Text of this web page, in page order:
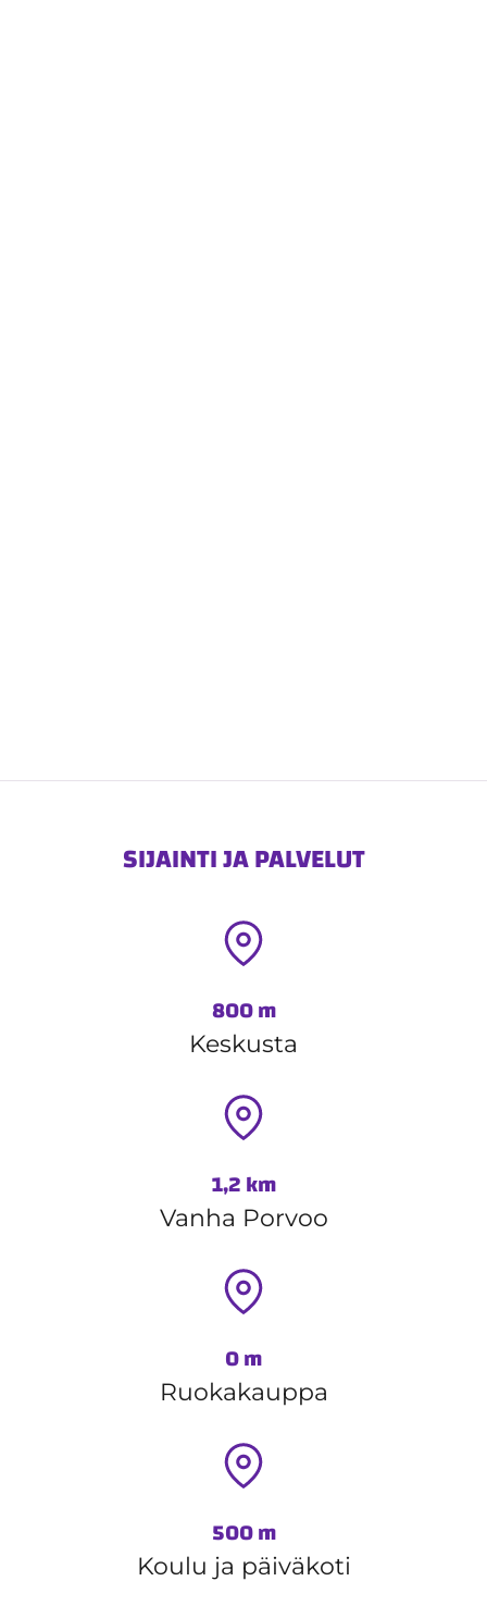
SIJAINTI JA PALVELUT
800 m
Keskusta
1,2 km
Vanha Porvoo
0 m
Ruokakauppa
500 m
Koulu ja päiväkoti